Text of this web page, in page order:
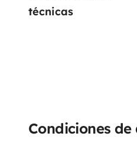
técnicas
Condiciones